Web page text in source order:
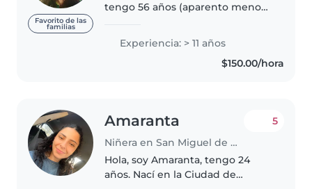
Favorito de las
familias
tengo 56 años (aparento menos)
EstadosUnidos 30 años como
babysitter. Hablo inglés, buena
educación y buenos valores
Experiencia: > 11 años
$150.00/hora
Amaranta
Niñera en San Miguel de Allende
5
Hola, soy Amaranta, tengo 24
años. Nací en la Ciudad de